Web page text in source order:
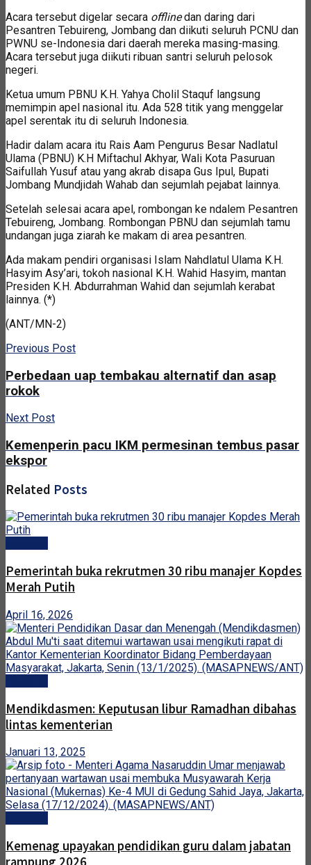
Acara tersebut digelar secara offlinedan daring dari
Pesantren Tebuireng, Jombang dan diikuti seluruh PCNU dan
PWNU se-Indonesia dari daerah mereka masing-masing.
Acara tersebut juga diikuti ribuan santri seluruh pelosok
negeri.
Ketua umum PBNU K.H. Yahya Cholil Staquf langsung
memimpin apel nasional itu. Ada 528 titik yang menggelar
apel serentak itu di seluruh Indonesia.
Hadir dalam acara itu Rais Aam Pengurus Besar Nadlatul
Ulama (PBNU) K.H Miftachul Akhyar, Wali Kota Pasuruan
Saifullah Yusuf atau yang akrab disapa Gus Ipul, Bupati
Jombang Mundjidah Wahab dan sejumlah pejabat lainnya.
Setelah selesai acara apel, rombongan ke ndalem Pesantren
Tebuireng, Jombang. Rombongan PBNU dan sejumlah tamu
undangan juga ziarah ke makam di area pesantren.
Ada makam pendiri organisasi Islam Nahdlatul Ulama K.H.
Hasyim Asy’ari, tokoh nasional K.H. Wahid Hasyim, mantan
Presiden K.H. Abdurrahman Wahid dan sejumlah kerabat
lainnya. (*)
(ANT/MN-2)
Previous Post
Perbedaan uap tembakau alternatif dan asap
rokok
Next Post
Kemenperin pacu IKM permesinan tembus pasar
ekspor
Related Posts
Pemerintah buka rekrutmen 30 ribu manajer Kopdes
Merah Putih
April 16, 2026
Mendikdasmen: Keputusan libur Ramadhan dibahas
lintas kementerian
Januari 13, 2025
Kemenag upayakan pendidikan guru dalam jabatan